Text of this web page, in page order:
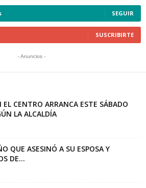
SEGUIR
SUSCRIBIRTE
- Anuncios -
CENTRO ARRANCA ESTE SÁBADO
LA ALCALDÍA
QUE ASESINÓ A SU ESPOSA Y
DE...